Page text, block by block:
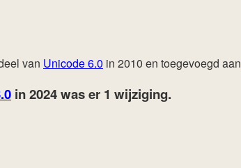
van Unicode 6.0 in 2010 en toegevoegd aan
in 2024was er 1 wijziging.